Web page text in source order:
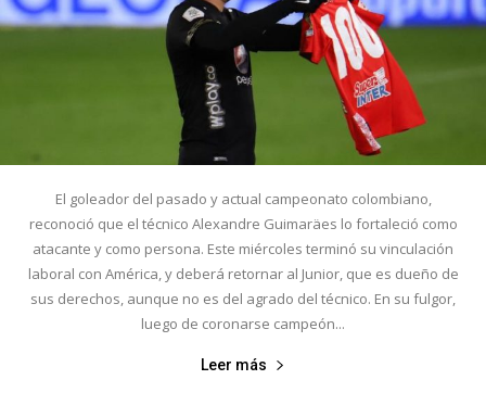
El goleador del pasado y actual campeonato colombiano,
reconoció que el técnico Alexandre Guimaräes lo fortaleció como
atacante y como persona. Este miércoles terminó su vinculación
laboral con América, y deberá retornar al Junior, que es dueño de
sus derechos, aunque no es del agrado del técnico. En su fulgor,
luego de coronarse campeón...
Leer más